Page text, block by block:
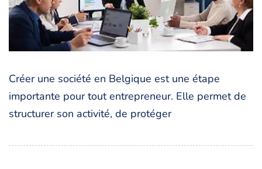
Créer une société en Belgique est une étape
importante pour tout entrepreneur. Elle permet de
structurer son activité, de protéger